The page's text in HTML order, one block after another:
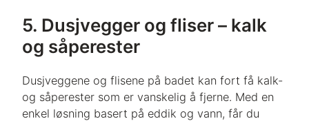
5. Dusjvegger og fliser – kalk
og såperester
Dusjveggene og flisene på badet kan fort få kalk-
og såperester som er vanskelig å fjerne. Med en
enkel løsning basert på eddik og vann, får du